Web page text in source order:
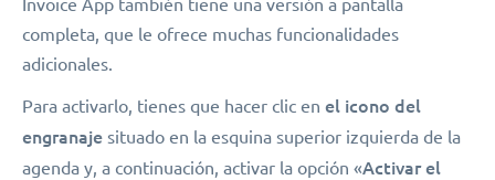
Invoice App también tiene una versión a pantalla
completa, que le ofrece muchas funcionalidades
adicionales.
Para activarlo, tienes que hacer clic en el icono del
engranaje situado en la esquina superior izquierda de la
agenda y, a continuación, activar la opción «Activar el